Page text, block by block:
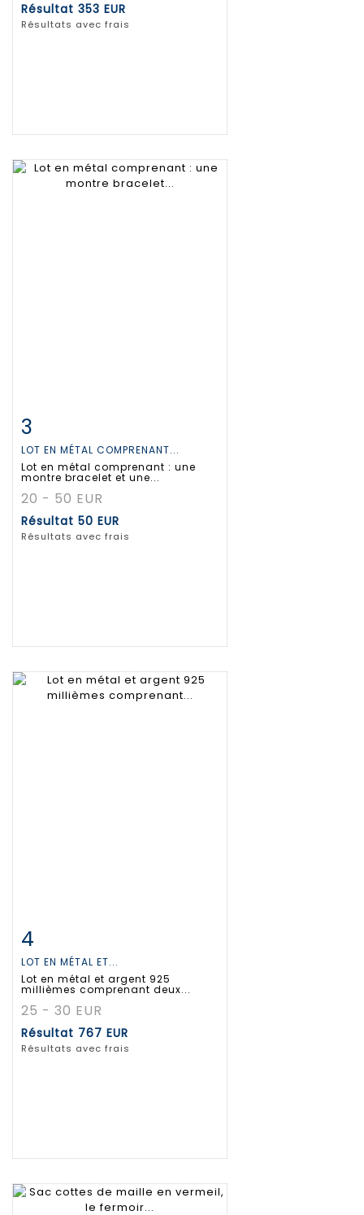
Résultat 353 EUR
Résultats avec frais
Fiche détaillée
3
LOT EN MÉTAL COMPRENANT...
Lot en métal comprenant : une
montre bracelet et une...
20 - 50 EUR
Résultat 50 EUR
Résultats avec frais
Fiche détaillée
4
LOT EN MÉTAL ET...
Lot en métal et argent 925
millièmes comprenant deux...
25 - 30 EUR
Résultat 767 EUR
Résultats avec frais